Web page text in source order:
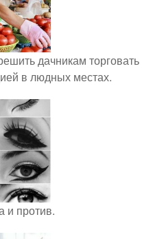
дачникам торговать
в людных местах.
и против.